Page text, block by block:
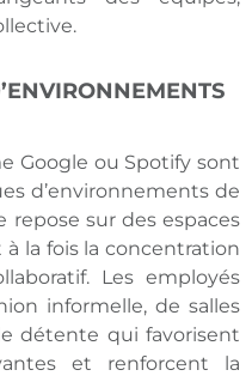
Google ou Spotify sont
d’environnements de
repose sur des espaces
la fois la concentration
Les employés
informelle, de salles
détente qui favorisent
et renforcent la